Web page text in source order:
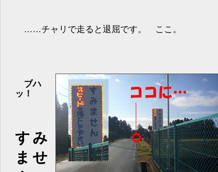
……チャリで走ると退屈です。 ここ。
ブハ
ッ！
すみ
ませ